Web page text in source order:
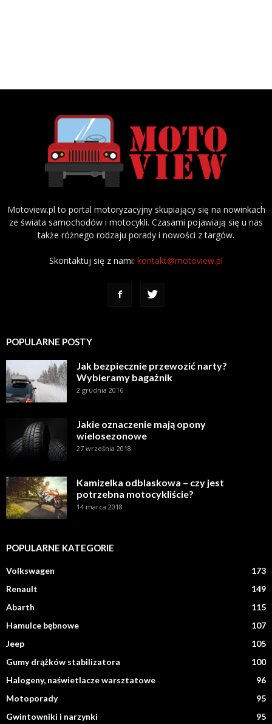
Motoview.pl to portal motoryzacyjny skupiający się na nowinkach
ze świata samochodów i motocykli. Czasami pojawiają się u nas
także różnego rodzaju porady i nowości z targów.
Skontaktuj się z nami: kontakt@motoview.pl
POPULARNE POSTY
Jak bezpiecznie przewozić narty?
Wybieramy bagażnik
2 grudnia 2016
Jakie oznaczenie mają opony
wielosezonowe
27 września 2018
Kamizelka odblaskowa – czy jest
potrzebna motocykliście?
14 marca 2018
POPULARNE KATEGORIE
Volkswagen
173
Renault
149
Abarth
115
Hamulce bębnowe
107
Jeep
105
Gumy drążków stabilizatora
100
Halogeny, naświetlacze warsztatowe
96
Motoporady
95
Gwintowniki i narzynki
95